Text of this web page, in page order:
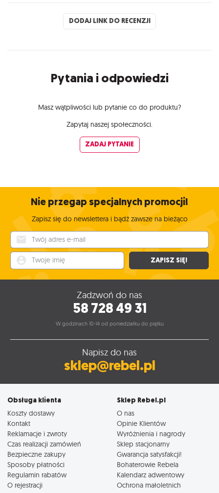
DODAJ LINK DO RECENZJI
Pytania i odpowiedzi
Masz wątpliwości lub pytanie co do produktu?
Zapytaj naszej społeczności.
ZADAJ PYTANIE
Nie przegap specjalnych promocji!
Zapisz się do newslettera i bądź zawsze na bieżąco
ZAPISZ SIĘ!
Zadzwoń do nas
58 728 49 31
W godzinach 10-14 od poniedziałku do piątku
Napisz do nas
sklep@rebel.pl
Obsługa klienta
Koszty dostawy
Kontakt
Reklamacje i zwroty
Czas realizacji zamówień
Bezpieczne zakupy
Sposoby płatności
Regulamin rabatów
O rejestracji
Sklep Rebel.pl
O nas
Opinie Klientów
Wyróżnienia i nagrody
Sklep stacjonarny
Gwarancja satysfakcji!
Bohaterowie Rebela
Kalendarz adwentowy
Ochrona małoletnich